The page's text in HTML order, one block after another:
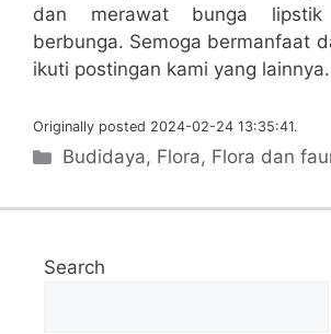
dan merawat bunga
berbunga. Semoga bermanfaat
ikuti postingan kami yang lainnya.
Originally posted 2024-02-24 13:35:41.
Categories
Budidaya, Flora, Flora dan
Search